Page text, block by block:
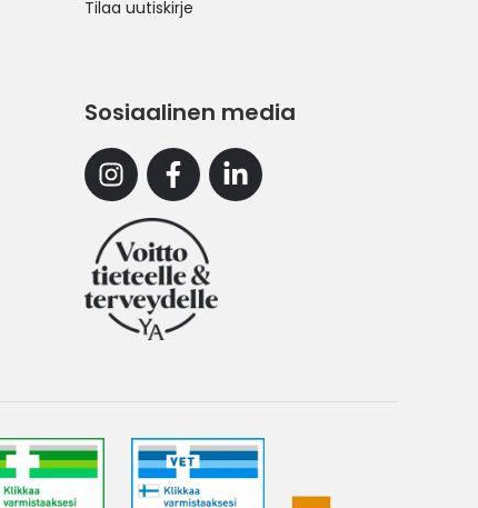
Tilaa uutiskirje
Sosiaalinen media
InstagramFacebookLinkedin